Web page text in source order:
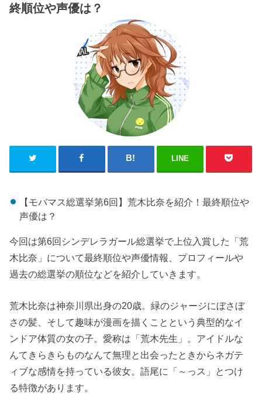
終順位や声優は？
LINE
【モバマス総選挙第6回】荒木比奈を紹介！最終順位や
声優は？
今回は第6回シンデレラガール総選挙で上位入賞した「荒
木比奈」について最終順位や声優情報、プロフィールや
過去の総選挙の順位などを紹介していきます。
荒木比奈は神奈川県出身の20歳。緑のジャージにぼさぼ
さの髪、そして趣味が漫画を描くことという典型的なイ
ンドア体質の女の子。愛称は「荒木先生」。アイドルな
んてきらきらものなんて無理と出会ったときからネガテ
ィブな感情を持っている彼女。語尾に「～っス」とつけ
る特徴があります。